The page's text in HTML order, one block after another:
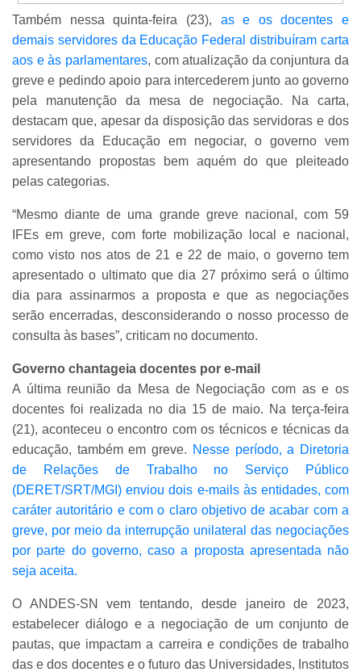
Também nessa quinta-feira (23), as e os docentes e
demais servidores da Educação Federal distribuíram carta
aos e às parlamentares, com atualização da conjuntura da
greve e pedindo apoio para intercederem junto ao governo
pela manutenção da mesa de negociação. Na carta,
destacam que, apesar da disposição das servidoras e dos
servidores da Educação em negociar, o governo vem
apresentando propostas bem aquém do que pleiteado
pelas categorias.
“Mesmo diante de uma grande greve nacional, com 59
IFEs em greve, com forte mobilização local e nacional,
como visto nos atos de 21 e 22 de maio, o governo tem
apresentado o ultimato que dia 27 próximo será o último
dia para assinarmos a proposta e que as negociações
serão encerradas, desconsiderando o nosso processo de
consulta às bases”, criticam no documento.
Governo chantageia docentes por e-mail
A última reunião da Mesa de Negociação com as e os
docentes foi realizada no dia 15 de maio. Na terça-feira
(21), aconteceu o encontro com os técnicos e técnicas da
educação, também em greve. Nesse período, a Diretoria
de Relações de Trabalho no Serviço Público
(DERET/SRT/MGI) enviou dois e-mails às entidades, com
caráter autoritário e com o claro objetivo de acabar com a
greve, por meio da interrupção unilateral das negociações
por parte do governo, caso a proposta apresentada não
seja aceita.
O ANDES-SN vem tentando, desde janeiro de 2023,
estabelecer diálogo e a negociação de um conjunto de
pautas, que impactam a carreira e condições de trabalho
das e dos docentes e o futuro das Universidades, Institutos